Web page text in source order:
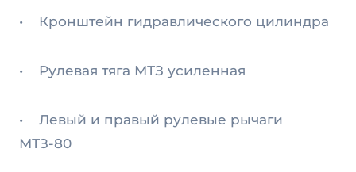
• Кронштейн гидравлического цилиндра
• Рулевая тяга МТЗ усиленная
• Левый и правый рулевые рычаги
МТЗ-80